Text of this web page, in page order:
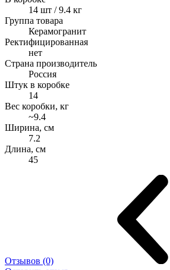
14 шт / 9.4 кг
Группа товара
Керамогранит
Ректифицированная
нет
Страна производитель
Россия
Штук в коробке
14
Вес коробки, кг
~9.4
Ширина, см
7.2
Длина, см
45
Отзывов (0)